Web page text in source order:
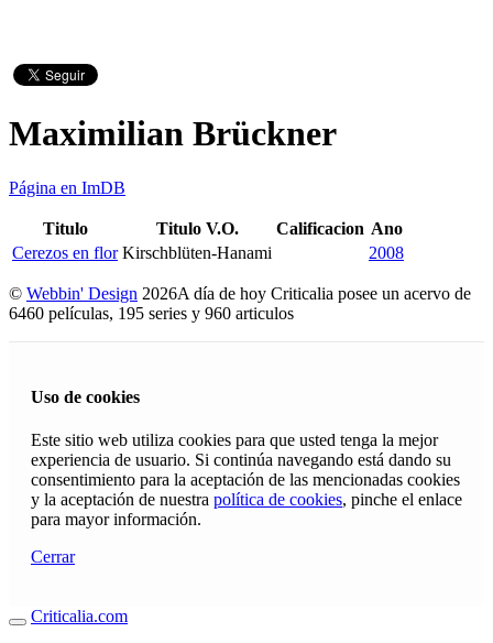
Maximilian Brückner
Página en ImDB
Titulo Titulo V.O. Calificacion Ano
Cerezos en flor Kirschblüten-Hanami 2008
© Webbin' Design 2026A día de hoy Criticalia posee un acervo de
6460 películas, 195 series y 960 articulos
Uso de cookies
Este sitio web utiliza cookies para que usted tenga la mejor
experiencia de usuario. Si continúa navegando está dando su
consentimiento para la aceptación de las mencionadas cookies
y la aceptación de nuestra política de cookies, pinche el enlace
para mayor información.
Cerrar
Criticalia.com